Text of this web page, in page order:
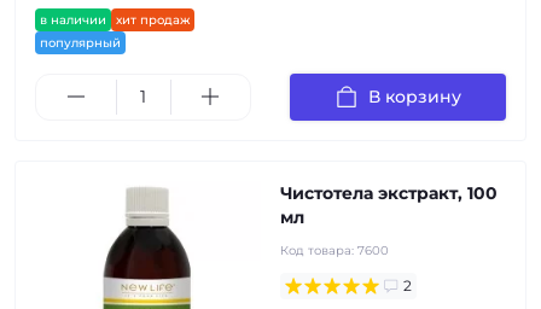
в наличии
хит продаж
популярный
В корзину
Чистотела экстракт, 100
мл
Код товара: 7600
2